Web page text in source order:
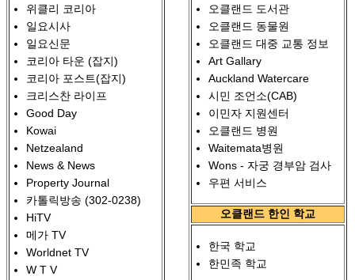
위클리 코리아
일요시사
일요신문
코리아 타운 (잡지)
코리아 포스트(잡지)
크리스찬 라이프
Good Day
Kowai
Netzealand
News & News
Property Journal
카톨릭방송 (302-0238)
HiTV
메가 TV
Worldnet TV
W T V
오클랜드 도서관
오클랜드 동물원
오클랜드 대중 교통 정보
Art Gallary
Auckland Watercare
시민 조언소(CAB)
이민자 지원센터
오클랜드 병원
Waitemata병원
Wons - 자궁 경부암 검사
우편 서비스
오클랜드 한인 학교
한국 학교
한민족 학교